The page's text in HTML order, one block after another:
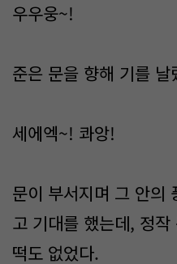
우우웅~!
준은 문을 향해 기를 날
세에엑~! 콰앙!
문이 부서지며 그 안의
고 기대를 했는데, 정
떡도 없었다.